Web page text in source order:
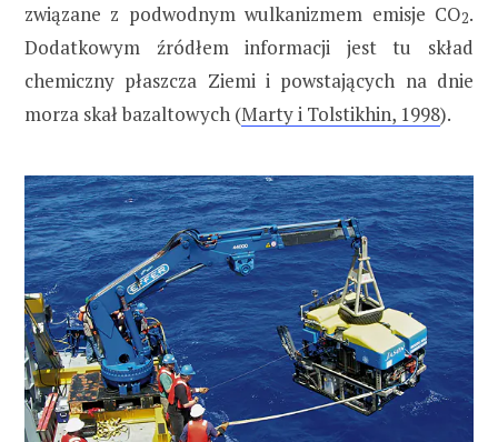
związane z podwodnym wulkanizmem emisje CO2.
Dodatkowym źródłem informacji jest tu skład
chemiczny płaszcza Ziemi i powstających na dnie
morza skał bazaltowych (Marty i Tolstikhin, 1998).